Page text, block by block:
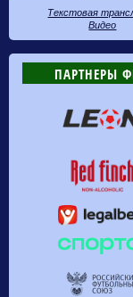
Текстовая
Видео
ПАРТНЕРЫ